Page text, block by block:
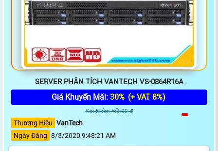
SERVER PHÂN TÍCH VANTECH VS-0864R16A
Giá Khuyến Mãi: 30% (+ VAT 8%)
Giá Niêm Yết:00 ₫
Thương Hiệu VanTech
Ngày Đăng 8/3/2020 9:48:21 AM